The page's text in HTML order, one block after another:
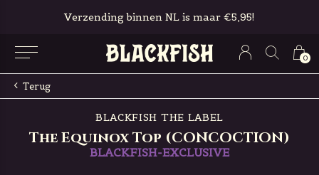
0
Verzending binnen NL is maar €5,95!
Terug
BLACKFISH THE LABEL
The Equinox Top (CONCOCTION)
BLACKFISH-EXCLUSIVE